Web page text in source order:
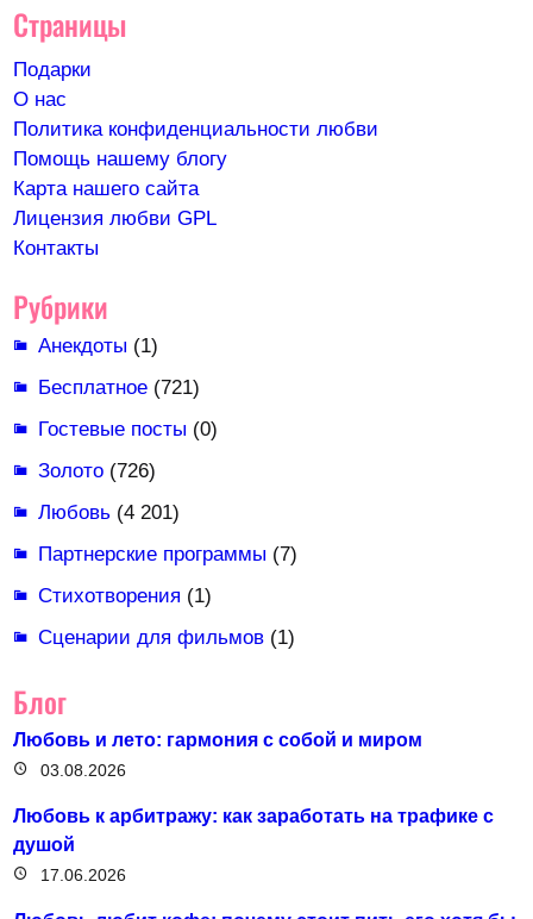
Страницы
Подарки
О нас
Политика конфиденциальности любви
Помощь нашему блогу
Карта нашего сайта
Лицензия любви GPL
Контакты
Рубрики
Анекдоты (1)
Бесплатное(721)
Гостевые посты (0)
Золото(726)
Любовь(4 201)
Партнерские программы (7)
Стихотворения (1)
Сценарии для фильмов(1)
Блог
Любовь и лето: гармония с собой и миром
03.08.2026
Любовь к арбитражу: как заработать на трафике с
душой
17.06.2026